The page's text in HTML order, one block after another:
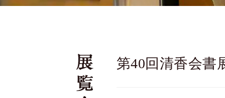
第40回清香会書